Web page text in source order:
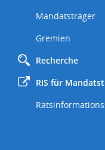
Mandatsträger
Gremien
Recherche
RIS für